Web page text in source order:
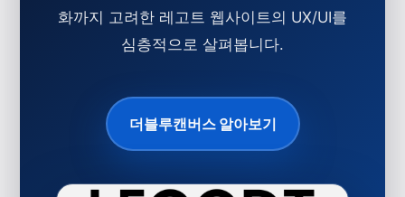
화까지 고려한 레고트 웹사이트의 UX/UI를
심층적으로 살펴봅니다.
더블루캔버스 알아보기